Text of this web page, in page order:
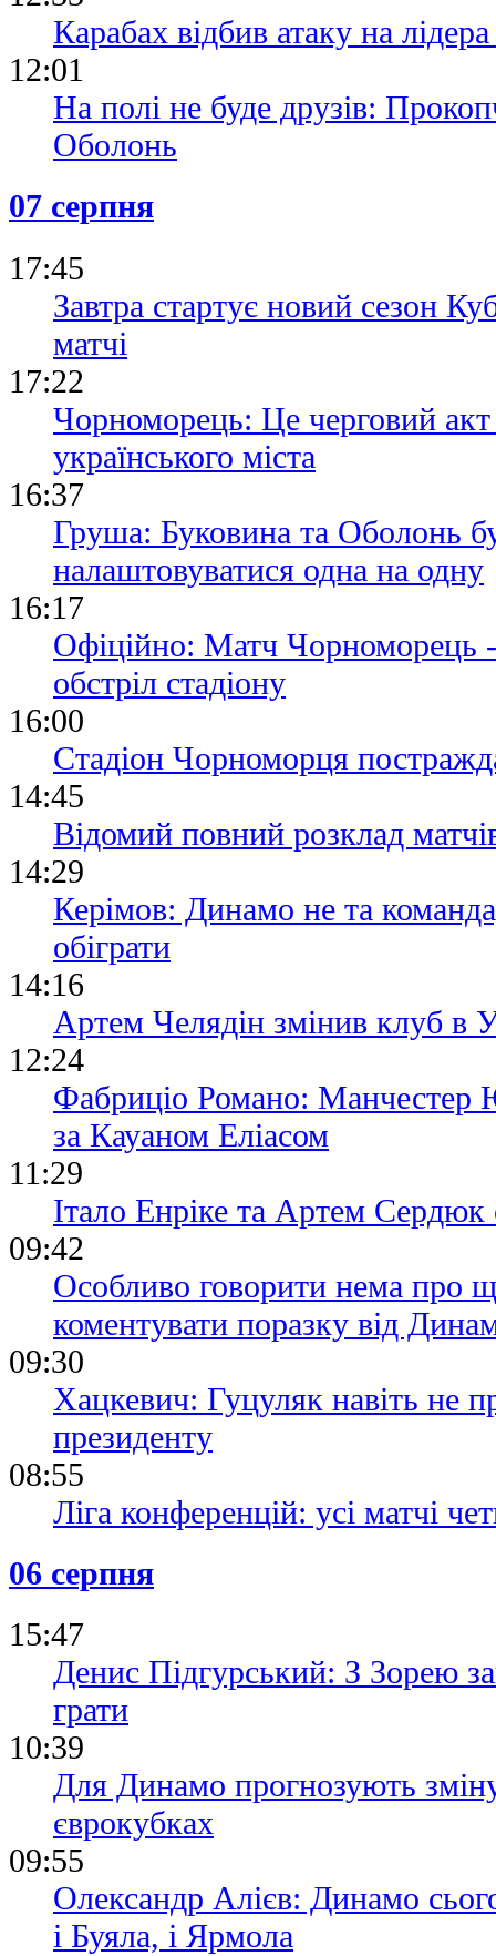
Карабах відбив атаку на
12:01
На полі не буде друзів:
Оболонь
07 серпня
17:45
Завтра стартує новий сезон
матчі
17:22
Чорноморець: Це черговий
українського міста
16:37
Груша: Буковина та Оболонь
налаштовуватися одна на одну
16:17
Офіційно: Матч Чорноморець
обстріл стадіону
16:00
Стадіон Чорноморця
14:45
Відомий повний розклад
14:29
Керімов: Динамо не та
обіграти
14:16
Артем Челядін змінив клуб в
12:24
Фабриціо Романо: Манчестер
за Кауаном Еліасом
11:29
Італо Енріке та Артем Сердюк
09:42
Особливо говорити нема про
коментувати поразку від
09:30
Хацкевич: Гуцуляк навіть не
президенту
08:55
Ліга конференцій: усі матчі
06 серпня
15:47
Денис Підгурський: З Зорею
грати
10:39
Для Динамо прогнозують
єврокубках
09:55
Олександр Алієв: Динамо
і Буяла, і Ярмола